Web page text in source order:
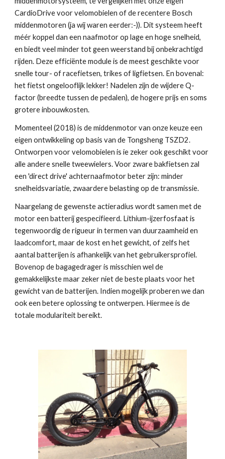
CardioDrive voor velomobielen of de recentere Bosch
middenmotoren (ja wij waren eerder:-)). Dit systeem heeft
méér koppel dan een naafmotor op lage en hoge snelheid,
en biedt veel minder tot geen weerstand bij onbekrachtigd
rijden. Deze efficiënte module is de meest geschikte voor
snelle tour- of racefietsen, trikes of ligfietsen. En bovenal:
het fietst ongelooflijk lekker! Nadelen zijn de wijdere Q-
factor (breedte tussen de pedalen), de hogere prijs en soms
grotere inbouwkosten.
Momenteel (2018) is de middenmotor van onze keuze een
eigen ontwikkeling op basis van de Tongsheng TSZD2.
Ontworpen voor velomobielen is ie zeker ook geschikt voor
alle andere snelle tweewielers. Voor zware bakfietsen zal
een 'direct drive' achternaafmotor beter zijn: minder
snelheidsvariatie, zwaardere belasting op de transmissie.
Naargelang de gewenste actieradius wordt samen met de
motor een batterij gespecifieerd. Lithium-ijzerfosfaat is
tegenwoordig de rigueur in termen van duurzaamheid en
laadcomfort, maar de kost en het gewicht, of zelfs het
aantal batterijen is afhankelijk van het gebruikersprofiel.
Bovenop de bagagedrager is misschien wel de
gemakkelijkste maar zeker niet de beste plaats voor het
gewicht van de batterijen. Indien mogelijk proberen we dan
ook een betere oplossing te ontwerpen. Hiermee is de
totale modulariteit bereikt.